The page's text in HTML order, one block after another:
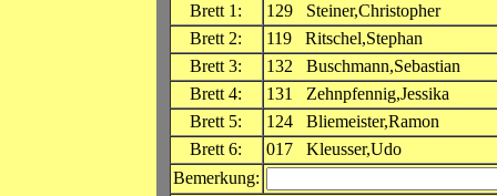
Brett 1:
129 Steiner,Christopher
Brett 2:
119 Ritschel,Stephan
Brett 3:
132 Buschmann,Sebastian
Brett 4:
131 Zehnpfennig,Jessika
Brett 5:
124 Bliemeister,Ramon
Brett 6:
017 Kleusser,Udo
Bemerkung: